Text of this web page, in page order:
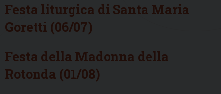
Festa liturgica di Santa Maria
Goretti (06/07)
Festa della Madonna della
Rotonda (01/08)